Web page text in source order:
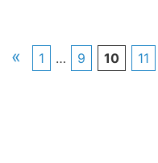
« 1 … 9 10 11